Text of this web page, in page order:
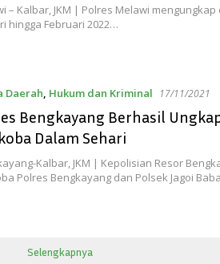
– Kalbar, JKM | Polres Melawi
hingga Februari 2022…
Daerah Hukum dan Kriminal 17/11/2021
Bengkayang Berhasil
Dalam Sehari
Kalbar, JKM | Kepolisian Resor
Polres Bengkayang dan Polsek Jagoi
Selengkapnya